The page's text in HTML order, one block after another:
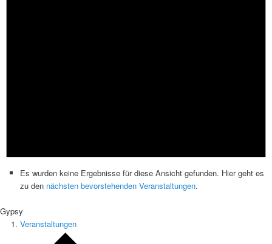
Es wurden keine Ergebnisse für diese Ansicht gefunden. Hier geht es
zu den nächsten bevorstehenden Veranstaltungen.
Gypsy
Veranstaltungen